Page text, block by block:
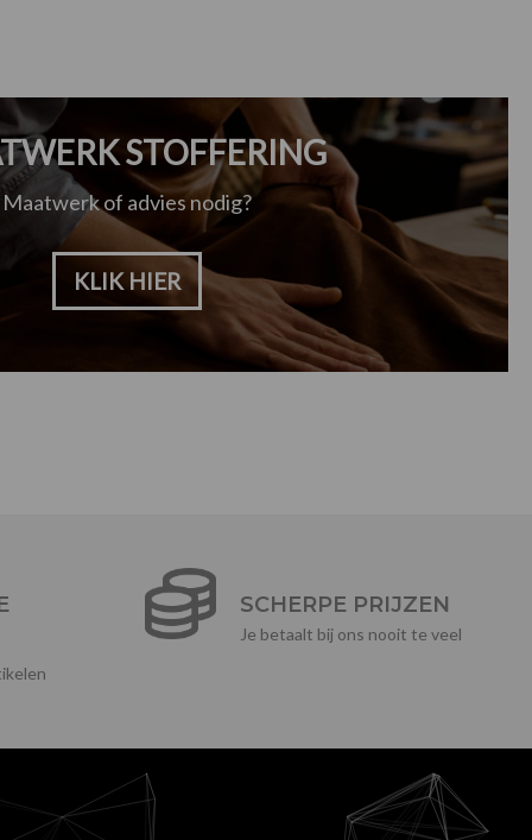
STOFFERING
Maatwerk of advies nodig?
KLIK HIER
SCHERPE PRIJZEN
Je betaalt bij ons nooit te veel